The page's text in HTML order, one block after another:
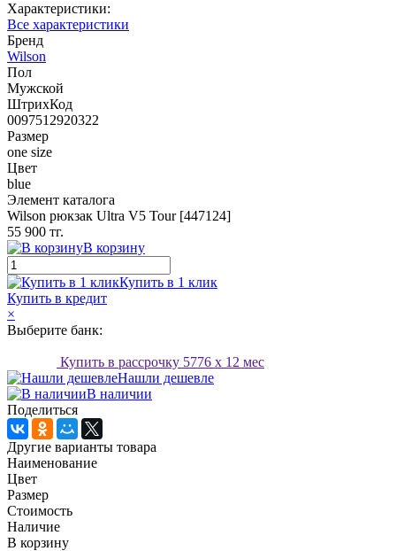
Характеристики:
Все характеристики
Бренд
Wilson
Пол
Мужской
ШтрихКод
0097512920322
Размер
one size
Цвет
blue
Элемент каталога
Wilson рюкзак Ultra V5 Tour [447124]
55 900 тг.
В корзину
Купить в 1 клик
Купить в кредит
×
Выберите банк:
Купить в рассрочку 5776 x 12 мес
Нашли дешевле
В наличии
Поделиться
Другие варианты товара
Наименование
Цвет
Размер
Стоимость
Наличие
В корзину